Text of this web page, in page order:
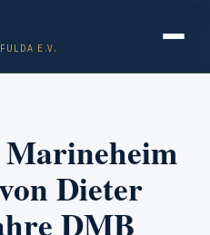
E.V.
und
Förster 60
Dieter
DMB